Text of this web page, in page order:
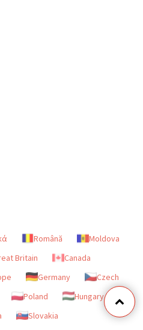
Română
Moldova
Britain
Canada
Germany
Czech
Poland
Hungary
Slovakia